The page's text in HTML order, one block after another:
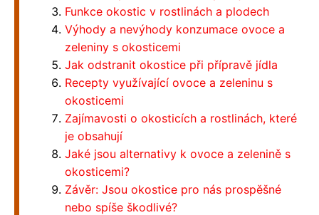
Funkce okostic v rostlinách a plodech
Výhody a nevýhody konzumace ovoce a
zeleniny s okosticemi
Jak odstranit okostice při přípravě jídla
Recepty využívající ovoce a zeleninu s
okosticemi
Zajímavosti o okosticích a rostlinách, které
je obsahují
Jaké jsou alternativy k ovoce a zelenině s
okosticemi?
Závěr: Jsou okostice pro nás prospěšné
nebo spíše škodlivé?